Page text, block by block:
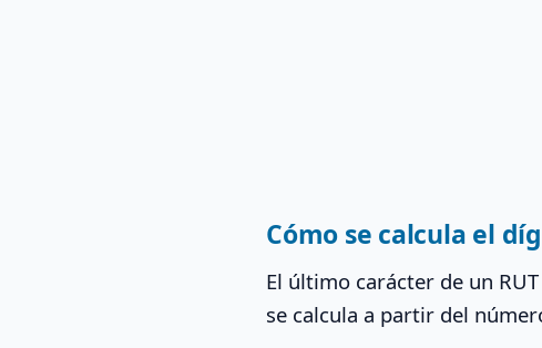
Cómo se calcula el
El último carácter de un
se calcula a partir del